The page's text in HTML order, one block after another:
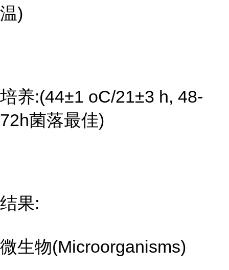
温)
培养:(44±1 oC/21±3 h, 48-
72h菌落最佳)
结果:
微生物(Microorganisms)